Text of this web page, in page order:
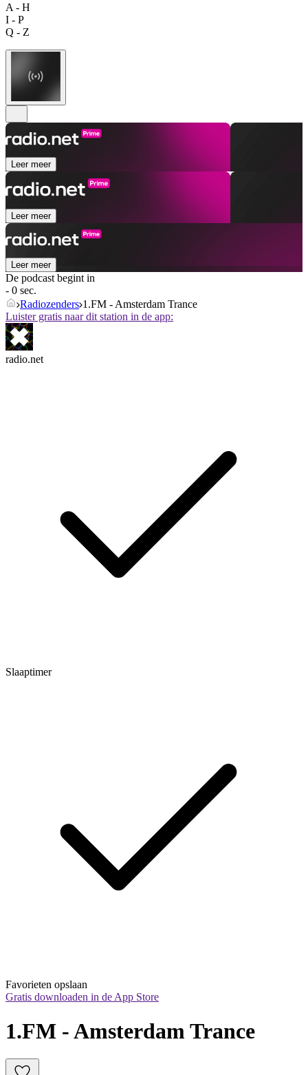
A - H
I - P
Q - Z
Leer meer
Leer meer
Leer meer
De podcast begint in
- 0 sec.
Radiozenders 1.FM - Amsterdam Trance
Luister gratis naar dit station in de app:
radio.net
Slaaptimer
Favorieten opslaan
Gratis downloaden in de App Store
1.FM - Amsterdam Trance